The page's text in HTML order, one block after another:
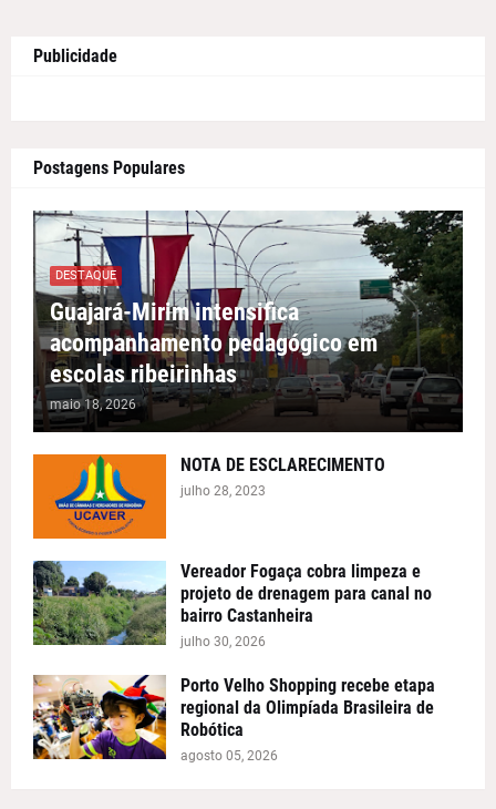
Publicidade
Postagens Populares
DESTAQUE
Guajará-Mirim intensifica
acompanhamento pedagógico em
escolas ribeirinhas
maio 18, 2026
NOTA DE ESCLARECIMENTO
julho 28, 2023
Vereador Fogaça cobra limpeza e
projeto de drenagem para canal no
bairro Castanheira
julho 30, 2026
Porto Velho Shopping recebe etapa
regional da Olimpíada Brasileira de
Robótica
agosto 05, 2026